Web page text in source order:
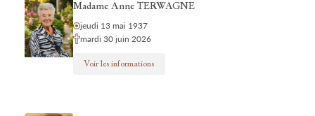
Madame Anne TERWAGNE
jeudi 13 mai 1937
mardi 30 juin 2026
Voir les informations